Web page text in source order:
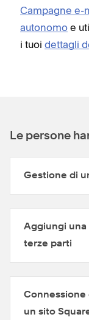
Campagne e-
autonomo e
i tuoi dettagli
Le persone
Gestione di
Aggiungi una
terze parti
Connessione
un sito